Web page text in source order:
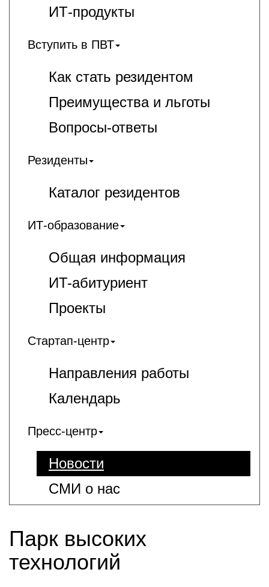
ИТ-продукты
Вступить в ПВТ
Как стать резидентом
Преимущества и льготы
Вопросы-ответы
Резиденты
Каталог резидентов
ИТ-образование
Общая информация
ИT-абитуриент
Проекты
Стартап-центр
Направления работы
Календарь
Пресс-центр
Новости
СМИ о нас
Парк высоких
технологий